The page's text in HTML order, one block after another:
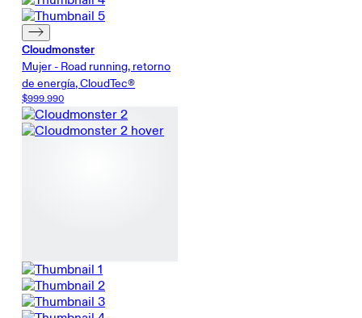
Cloudmonster
Mujer - Road running, retorno
de energía, CloudTec®
$999.990